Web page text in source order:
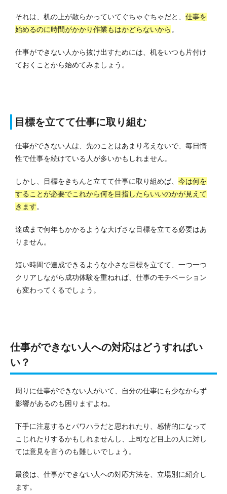
それは、机の上が散らかっていてぐちゃぐちゃだと、 仕事を
始めるのに時間がかかり作業もはかどらないから 。
仕事ができない人から抜け出すためには、机をいつも片付け
ておくことから始めてみましょう。
目標を立てて仕事に取り組む
仕事ができない人は、先のことはあまり考えないで、毎日惰
性で仕事を続けている人が多いかもしれません。
しかし、目標をきちんと立てて仕事に取り組めば、 今は何を
することが必要でこれから何を目指したらいいのかが見えて
きます。
達成まで何年もかかるような大げさな目標を立てる必要はあ
りません。
短い時間で達成できるような小さな目標を立てて、一つ一つ
クリアしながら成功体験を重ねれば、仕事のモチベーション
も変わってくるでしょう。
仕事ができない人への対応はどうすればい
い？
周りに仕事ができない人がいて、自分の仕事にも少なからず
影響があるのも困りますよね。
下手に注意するとパワハラだと思われたり、感情的になって
こじれたりするかもしれませんし、上司など目上の人に対し
ては意見を言うのも難しいでしょう。
最後は、仕事ができない人への対応方法を、立場別に紹介し
ます。